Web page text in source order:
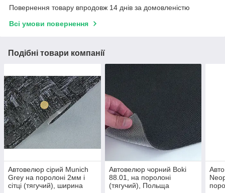
Повернення товару впродовж 14 днів за домовленістю
Всі умови повернення
Подібні товари компанії
Автовелюр сірий Munich
Grey на поролоні 2мм і
сітці (тягучий), ширина
Автовелюр чорний Boki
88.01, на поролоні
(тягучий), Польща